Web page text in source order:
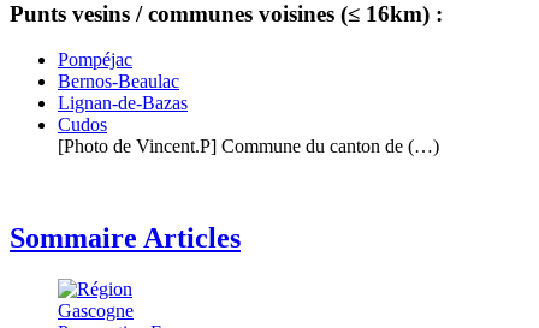
Punts vesins / communes voisines (≤ 16km) :
Pompéjac
Bernos-Beaulac
Lignan-de-Bazas
Cudos
[Photo de Vincent.P] Commune du canton de (…)
Sommaire Articles